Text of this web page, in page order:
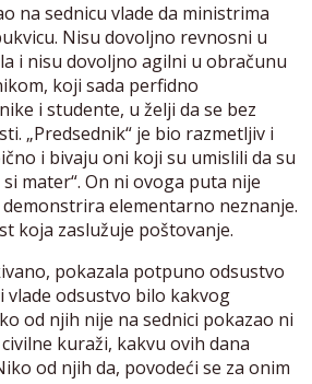
na sednicu vlade da ministrima
Nisu dovoljno revnosni u
i nisu dovoljno agilni u obračunu
koji sada perfidno
i studente, u želji da se bez
„Predsednik“ je bio razmetljiv i
i bivaju oni koji su umislili da su
mater“. On ni ovoga puta nije
elementarno neznanje.
koja zaslužuje poštovanje.
pokazala potpuno odsustvo
vlade odsustvo bilo kakvog
od njih nije na sednici pokazao ni
kuraži, kakvu ovih dana
od njih da, povodeći se za onim